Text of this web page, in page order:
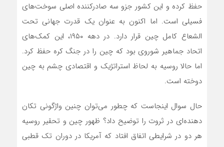
حفظ کرده و این کشور جزو سه صادرکننده اصلی سوخت‌های
فسیلی است. اما اکنون به عنوان یک قدرت جهانی تحت
الشعاع کامل چین قرار دارد. در دهه ۱۹۵۰، این کمک‌های
اتحاد جماهیر شوروی بود که چین را در جنگ کره حفظ کرد.
اما حالا روسیه به لحاظ استراتژیک و اقتصادی چشم به چین
دوخته است.
حال سوال اینجاست که چطور می‌توان چنین واژگونی تکان
دهنده‌ای در ثروت را توضیح داد؟ ظهور چین و تحقیر روسیه
هر دو در شرایطی اتفاق افتاد که آمریکا در دوران تک قطبی